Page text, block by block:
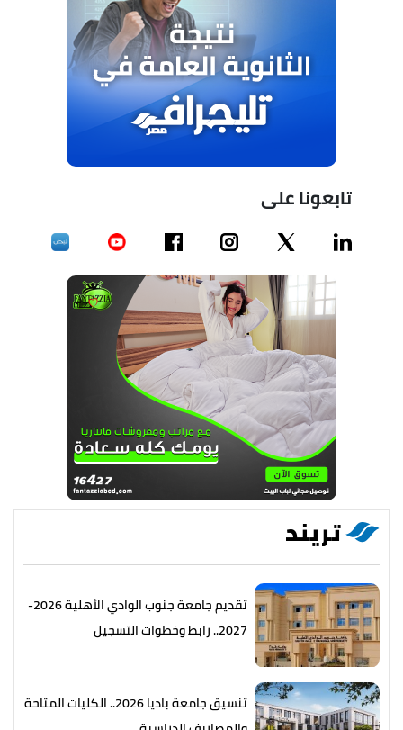
تابعونا على
تريند
تقديم جامعة جنوب الوادي الأهلية 2026-
2027.. رابط وخطوات التسجيل
تنسيق جامعة باديا 2026.. الكليات المتاحة